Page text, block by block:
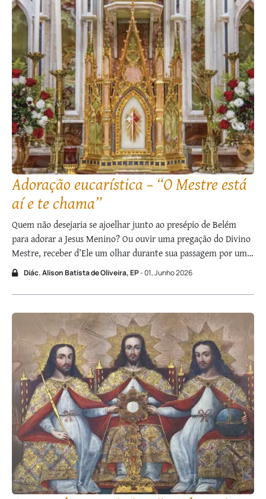
Adoração eucarística – “O Mestre está
aí e te chama”
Quem não desejaria se ajoelhar junto ao presépio de Belém
para adorar a Jesus Menino? Ou ouvir uma pregação do Divino
Mestre, receber d’Ele um olhar durante sua passagem por um
vilarejo da Galileia, vê-Lo discutindo com os fariseus ou
expulsando os vendilhões no Templo? Ou, ainda, estar aos pés
…
Diác. Alison Batista de Oliveira, EP- 01, Junho 2026